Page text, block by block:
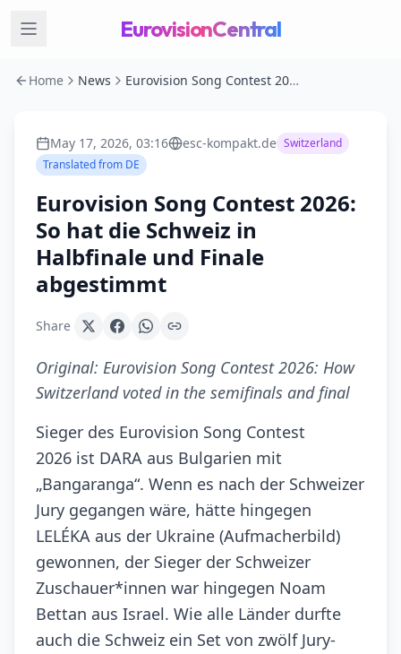
EurovisionCentral
Home News Eurovision Song Contest 2026: So hat die Schweiz in Halbfinale und Finale abgestimmt
May 17, 2026, 03:16 esc-kompakt.de Switzerland
Translated from DE
Eurovision Song Contest 2026:
So hat die Schweiz in
Halbfinale und Finale
abgestimmt
Share
Original: Eurovision Song Contest 2026: How
Switzerland voted in the semifinals and final
Sieger des Eurovision Song Contest
2026 ist DARA aus Bulgarien mit
„Bangaranga“. Wenn es nach der Schweizer
Jury gegangen wäre, hätte hingegen
LELÉKA aus der Ukraine (Aufmacherbild)
gewonnen, der Sieger der Schweizer
Zuschauer*innen war hingegen Noam
Bettan aus Israel. Wie alle Länder durfte
auch die Schweiz ein Set von zwölf Jury-